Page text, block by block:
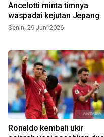
Ancelotti minta timnya
waspadai kejutan Jepang
Senin, 29 Juni 2026
Ronaldo kembali ukir